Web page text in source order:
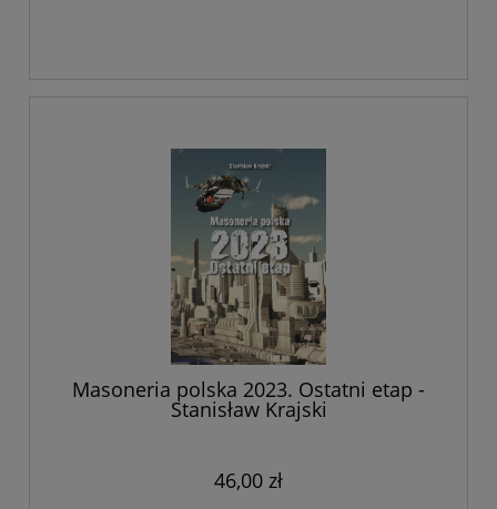
Masoneria polska 2023. Ostatni etap -
Stanisław Krajski
46,00 zł